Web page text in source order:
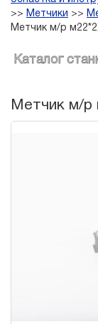
>> Метчики >>
Метчик м/р
Каталог
Метчик м/р